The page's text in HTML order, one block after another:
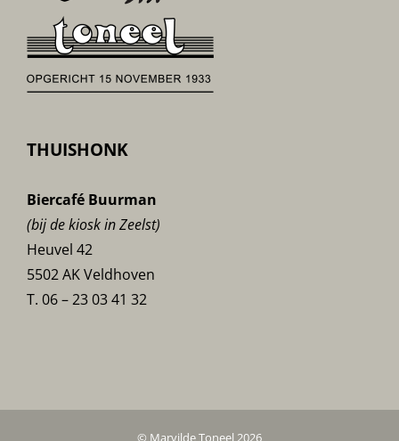
THUISHONK
Biercafé Buurman
(bij de kiosk in Zeelst)
Heuvel 42
5502 AK Veldhoven
T. 06 – 23 03 41 32
© Marvilde Toneel 2026